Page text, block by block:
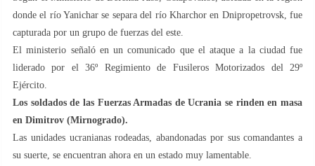
donde el río Yanichar se separa del río Kharchor en Dnipropetrovsk, fue
capturada por un grupo de fuerzas del este.
El ministerio señaló en un comunicado que el ataque a la ciudad fue
liderado por el 36º Regimiento de Fusileros Motorizados del 29º
Ejército.
Los soldados de las Fuerzas Armadas de Ucrania se rinden en masa
en Dimitrov (Mirnogrado).
Las unidades ucranianas rodeadas, abandonadas por sus comandantes a
su suerte, se encuentran ahora en un estado muy lamentable.